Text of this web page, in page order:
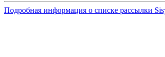
Подробная информация о списке рассылки